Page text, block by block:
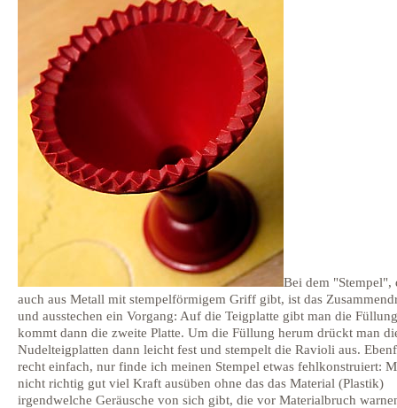
Bei dem "Stempel",
auch aus Metall mit stempelförmigem Griff gibt, ist das
und ausstechen ein Vorgang: Auf die Teigplatte gibt man die
kommt dann die zweite Platte. Um die Füllung herum drückt man
Nudelteigplatten dann leicht fest und stempelt die Ravioli aus.
recht einfach, nur finde ich meinen Stempel etwas fehlkonstruiert:
nicht richtig gut viel Kraft ausüben ohne das das Material (Plastik)
irgendwelche Geräusche von sich gibt, die vor Materialbruch